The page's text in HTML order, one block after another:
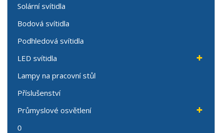
Solární svítidla
Bodová svítidla
Podhledová svítidla
LED svítidla
Lampy na pracovní stůl
Příslušenství
Průmyslové osvětlení
0